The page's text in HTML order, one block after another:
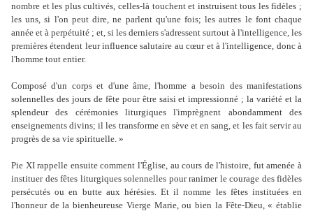
nombre et les plus cultivés, celles-là touchent et instruisent tous les fidèles ;
les uns, si l'on peut dire, ne parlent qu'une fois; les autres le font chaque
année et à perpétuité ; et, si les derniers s'adressent surtout à l'intelligence, les
premières étendent leur influence salutaire au cœur et à l'intelligence, donc à
l'homme tout entier.
Composé d'un corps et d'une âme, l'homme a besoin des manifestations
solennelles des jours de fête pour être saisi et impressionné ; la variété et la
splendeur des cérémonies liturgiques l'imprègnent abondamment des
enseignements divins; il les transforme en sève et en sang, et les fait servir au
progrès de sa vie spirituelle. »
Pie XI rappelle ensuite comment l'Église, au cours de l'histoire, fut amenée à
instituer des fêtes liturgiques solennelles pour ranimer le courage des fidèles
persécutés ou en butte aux hérésies. Et il nomme les fêtes instituées en
l'honneur de la bienheureuse Vierge Marie, ou bien la Fête-Dieu, « établie